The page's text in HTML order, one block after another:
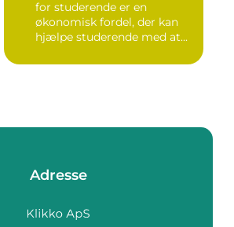
for studerende er en
økonomisk fordel, der kan
hjælpe studerende med at...
Adresse